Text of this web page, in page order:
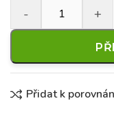
Přidat k